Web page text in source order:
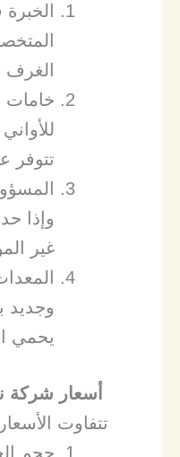
الغرف
​خامات
تتوفر
وإذا
غير
وجديد
يحمي
أسعار شركة
​تتفاوت
​حجم